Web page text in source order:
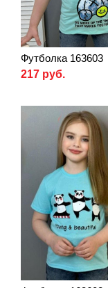
Футболка 163603
217 руб.